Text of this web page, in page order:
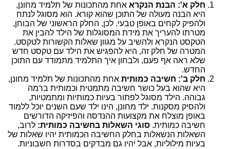
חלק א': הבנת הנקרא אחת מהתכונות של תלמיד מחונן,
היא הבנה מעולה של התוכן שהוא קורא. הוא מסוגל לנתח
ולהפיק לקחים באופן טבעי. לכן, החלק הראשוני של הבוחן,
מטרתו להעריך את מידת המסוגלות של הילד להבין את
הטקסט הנקרא ולהשיב על מגוון שאלות הקשורות לטקסט.
המטרה של חלק זה, היא להפגיש את הילד עם טקסט חדש
שלא ראה אף פעם, ולבחון איך התלמיד מתמודד עם התוכן
החדש.
חלק ב': חשיבה כמותית אחת מהתכונות של תלמיד מחונן,
היא שהוא בעל כושר חשיבה מתמטית וכמותית ברמה
גבוהה. הילד מסוגל לפתור בעיות כמותיות ומתמטיות,
ולהסיק מסקנות. ילד מחונן, הינו ילד שעם השנים יוכל ללמוד
באופן מוצלח את מקצועות ההנדסה והפיזיקה הדורשים
חשיבה כמותית. סוגי השאלות בחשיבה כמותית: לרוב,
השאלות הנשאלות בחלק החשיבה הכמותית יהיו שאלות של
בעיות מילוליות, אבל יהיו גם מבדקים בסדרות חשבוניות.